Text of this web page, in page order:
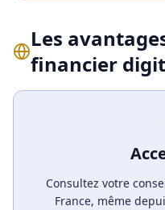
Les
financier
Consultez votre
France, même